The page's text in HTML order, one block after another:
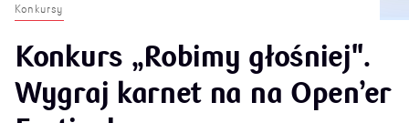
Konkursy
Konkurs „Robimy głośniej".
Wygraj karnet na na Open’er